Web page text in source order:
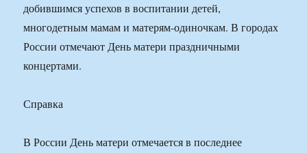
добившимся успехов в воспитании детей,
многодетным мамам и матерям-одиночкам. В городах
России отмечают День матери праздничными
концертами.
Справка
В России День матери отмечается в последнее